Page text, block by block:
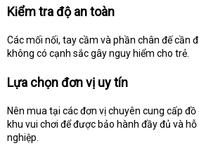
Kiểm tra độ an toàn
Các mối nối, tay cầm và phần chân đế cần
không có cạnh sắc gây nguy hiểm cho trẻ.
Lựa chọn đơn vị uy tín
Nên mua tại các đơn vị chuyên cung cấp
khu vui chơi để được bảo hành đầy đủ và
nghiệp.